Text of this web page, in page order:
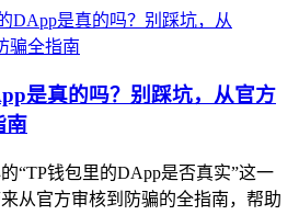
是真的吗？别踩坑，从官方
南
“TP钱包里的DApp是否真实”这一
从官方审核到防骗的全指南，帮助